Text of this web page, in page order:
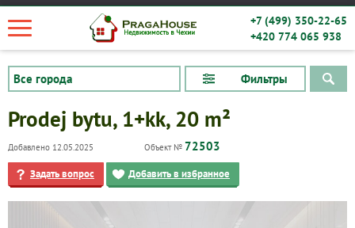
+7 (499) 350-22-65
+420 774 065 938
Фильтры
Prodej bytu, 1+kk, 20 m²
Добавлено 12.05.2025 Объект № 72503
Задать вопрос Добавить в избранное